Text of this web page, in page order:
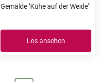
Gemälde ''Kühe auf der Weide''
Los ansehen